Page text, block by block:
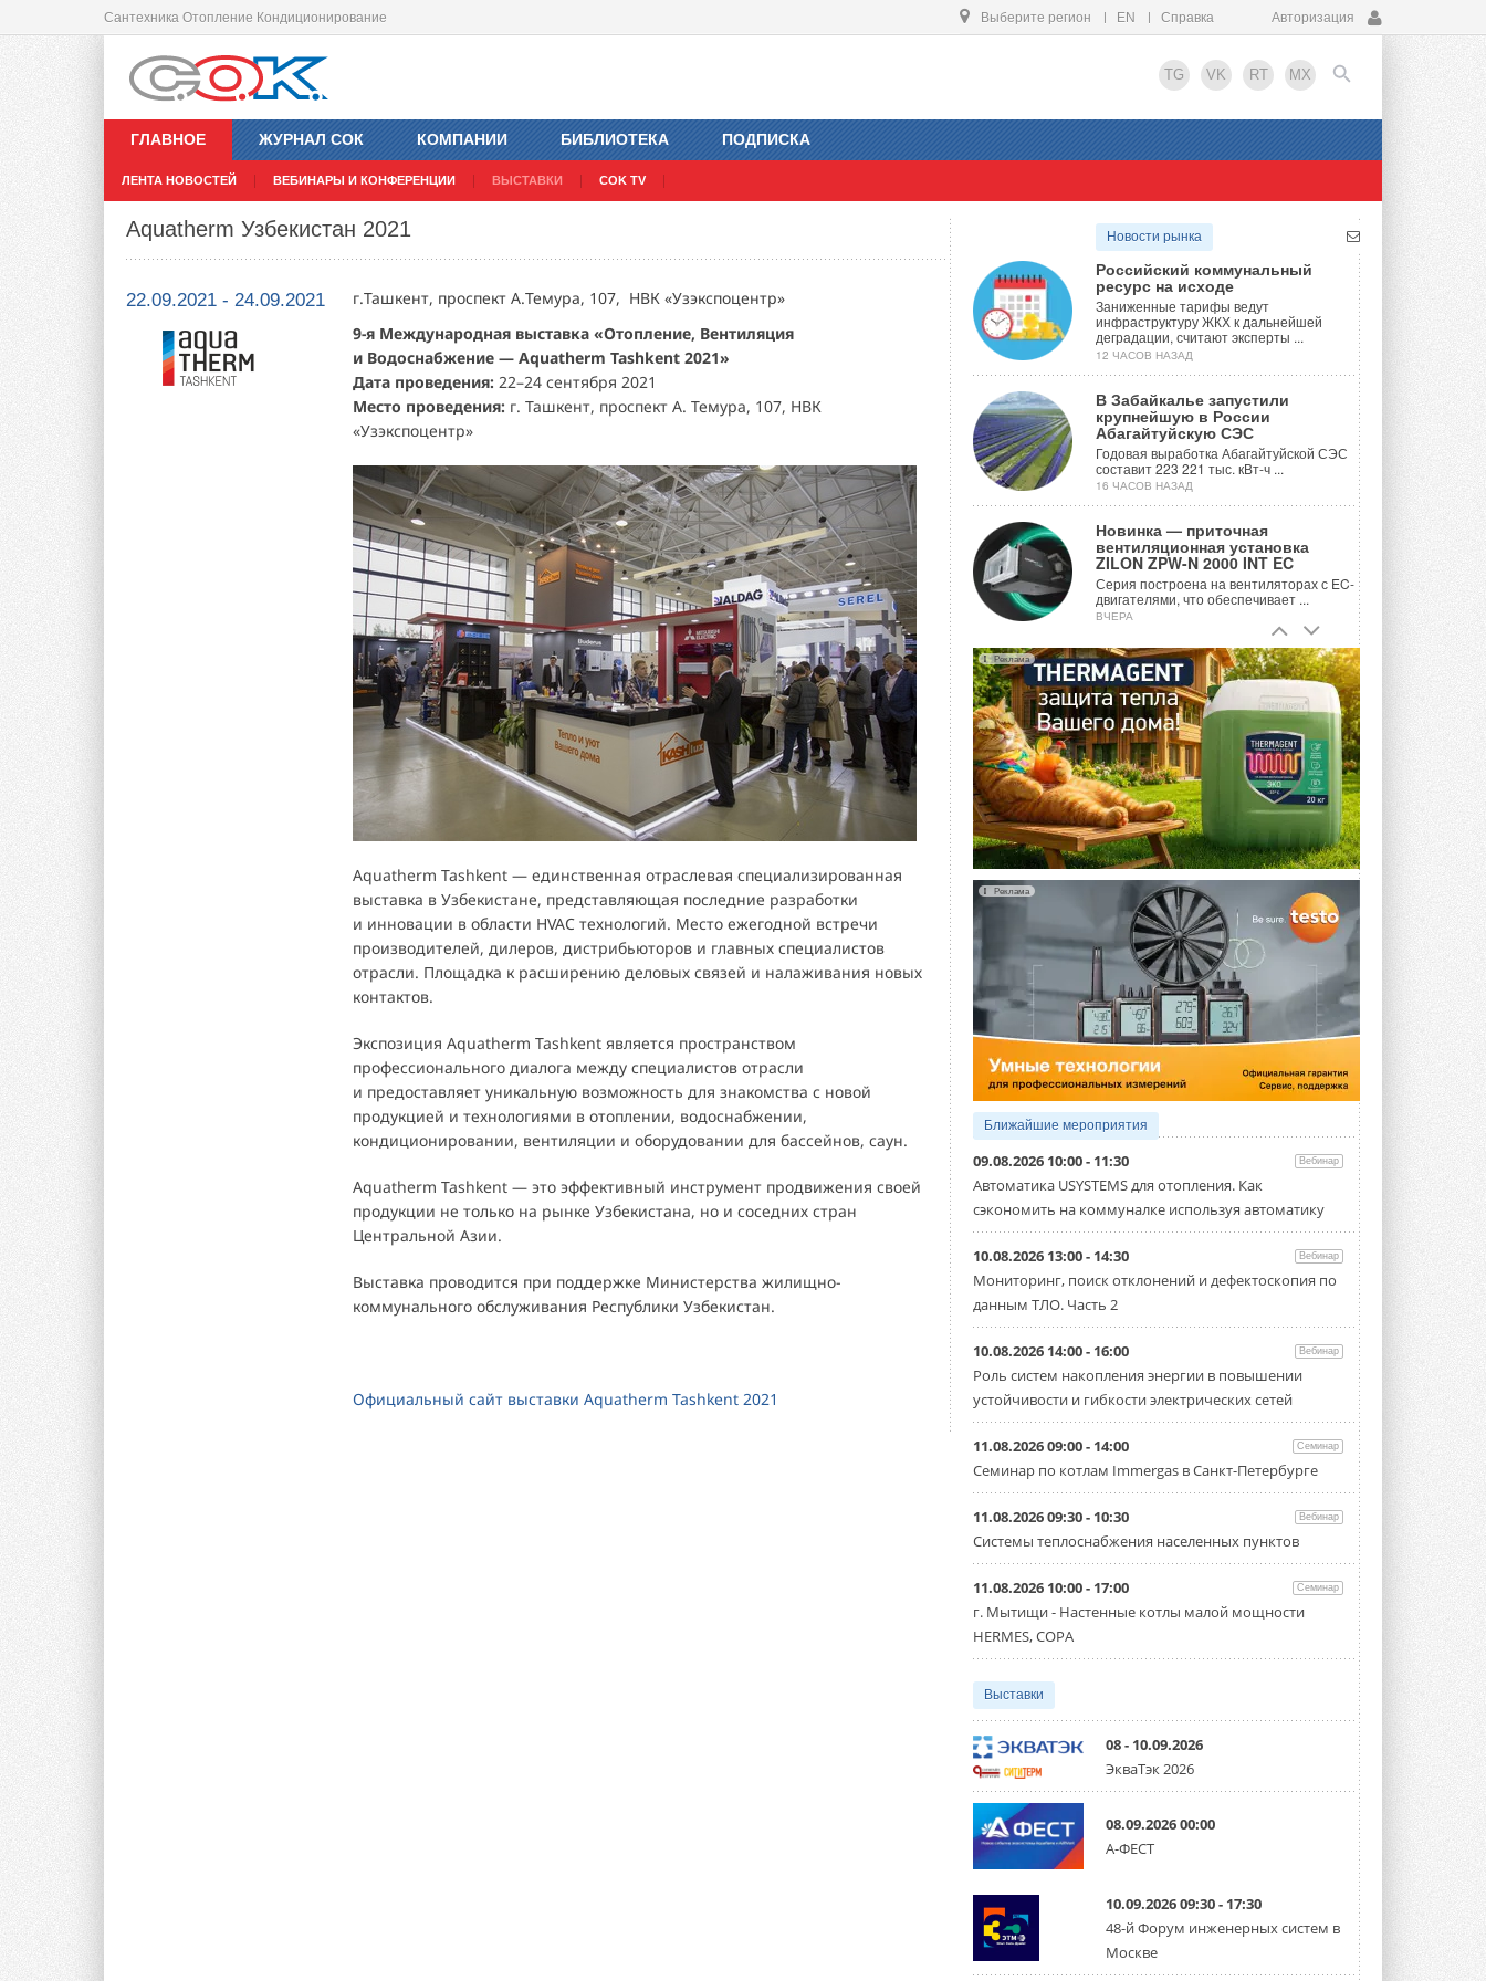
Сантехника Отопление Кондиционирование Выберите регион EN Справка Авторизация
TG VK RT MX
ГЛАВНОЕ
ЛЕНТА НОВОСТЕЙ ВЕБИНАРЫ И КОНФЕРЕНЦИИ ВЫСТАВКИ COK TV
ЖУРНАЛ СОК КОМПАНИИ БИБЛИОТЕКА ПОДПИСКА
EN
Aquatherm Узбекистан 2021
22.09.2021 - 24.09.2021
г.Ташкент, проспект А.Темура, 107, НВК «Узэкспоцентр»
9-я Международная выставка «Отопление, Вентиляция
и Водоснабжение — Aquatherm Tashkent 2021»
Дата проведения: 22–24 сентября 2021
Место проведения: г. Ташкент, проспект А. Темура, 107, НВК
«Узэкспоцентр»
Aquatherm Tashkent — единственная отраслевая специализированная
выставка в Узбекистане, представляющая последние разработки
и инновации в области HVAC технологий. Место ежегодной встречи
производителей, дилеров, дистрибьюторов и главных специалистов
отрасли. Площадка к расширению деловых связей и налаживания новых
контактов.
Экспозиция Aquatherm Tashkent является пространством
профессионального диалога между специалистов отрасли
и предоставляет уникальную возможность для знакомства с новой
продукцией и технологиями в отоплении, водоснабжении,
кондиционировании, вентиляции и оборудовании для бассейнов, саун.
Aquatherm Tashkent — это эффективный инструмент продвижения своей
продукции не только на рынке Узбекистана, но и соседних стран
Центральной Азии.
Выставка проводится при поддержке Министерства жилищно-
коммунального обслуживания Республики Узбекистан.
Официальный сайт выставки Aquatherm Tashkent 2021
Новости рынка
Российский коммунальный
ресурс на исходе
Заниженные тарифы ведут
инфраструктуру ЖКХ к дальнейшей
деградации, считают эксперты ...
12 ЧАСОВ НАЗАД
В Забайкалье запустили
крупнейшую в России
Абагайтуйскую СЭС
Годовая выработка Абагайтуйской СЭС
составит 223 221 тыс. кВт-ч ...
16 ЧАСОВ НАЗАД
Новинка — приточная
вентиляционная установка
ZILON ZPW-N 2000 INT EC
Серия построена на вентиляторах с EC-
двигателями, что обеспечивает ...
ВЧЕРА
Учёные ЮУрГУ создали
каскадную установку,
объединяющую солнечную и
геотермальную энергию
Природосберегающие технологии ...
ВЧЕРА
Для Арктики создали
технологию защиты
ветрогенераторов от аварий
Разработка учитывает влияние
мерзлоты, обледенения и снеговых ...
ВЧЕРА
Гибридный тепловой насос PV/T
с одним общим испарителем
Исследователи предложили
конструкцию двухисточникового ...
5 АВГУСТА 2026
21-й ежегодный форум
«ЦОД-2026»
Мероприятие пройдет 2-3 сентября в
отеле Radisson Slavyanskaya. Форум
посетит более двух тысяч участников ...
5 АВГУСТА 2026
Китайская Shenling представила
линейку тепловых насосов
«воздух-вода» на R290
Серия ThermaX R290 All-In-One
включает три модели ...
Тепловые насосы в связке с
солнечной генерацией и
накопителем снижают
потребление на 60%
Исследователи из Италии установили ...
4 АВГУСТА 2026
«РУСКЛИМАТ Fest 2026» в Уфе
собрал свыше 700 профи
климатической отрасли
Организатором выступил торгово-
производственный холдинг ...
ЦОД с плотностью 54 кВт на
стойку
3 АВГУСТА 2026
систему DVM на R32
Линейка включает семь типоразмеров
производительностью от 22,4 до 56 кВт.
Суммарная длина трубопроводов ...
3 АВГУСТА 2026
«СиСофт Девелопмент» подвел
итоги конкурса студенческих
стартует уже в сентябре 2026 года ...
3 АВГУСТА 2026
«Русклимат» укрепляет
Реклама
Реклама
Ближайшие мероприятия
09.08.2026 10:00 - 11:30 Вебинар
Автоматика USYSTEMS для отопления. Как
сэкономить на коммуналке используя автоматику
10.08.2026 13:00 - 14:30 Вебинар
Мониторинг, поиск отклонений и дефектоскопия по
данным ТЛО. Часть 2
10.08.2026 14:00 - 16:00 Вебинар
Роль систем накопления энергии в повышении
устойчивости и гибкости электрических сетей
11.08.2026 09:00 - 14:00 Семинар
Семинар по котлам Immergas в Санкт-Петербурге
11.08.2026 09:30 - 10:30 Вебинар
Системы теплоснабжения населенных пунктов
11.08.2026 10:00 - 17:00 Семинар
г. Мытищи - Настенные котлы малой мощности
HERMES, COPA
Выставки
08 - 10.09.2026
ЭкваТэк 2026
08.09.2026 00:00
А-ФЕСТ
10.09.2026 09:30 - 17:30
48-й Форум инженерных систем в
Москве